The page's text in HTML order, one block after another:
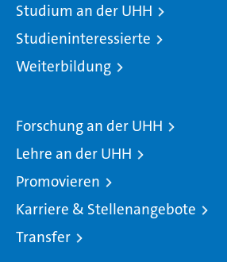
Studium an der UHH
Studieninteressierte
Weiterbildung
Forschung an der UHH
Lehre an der UHH
Promovieren
Karriere & Stellenangebote
Transfer